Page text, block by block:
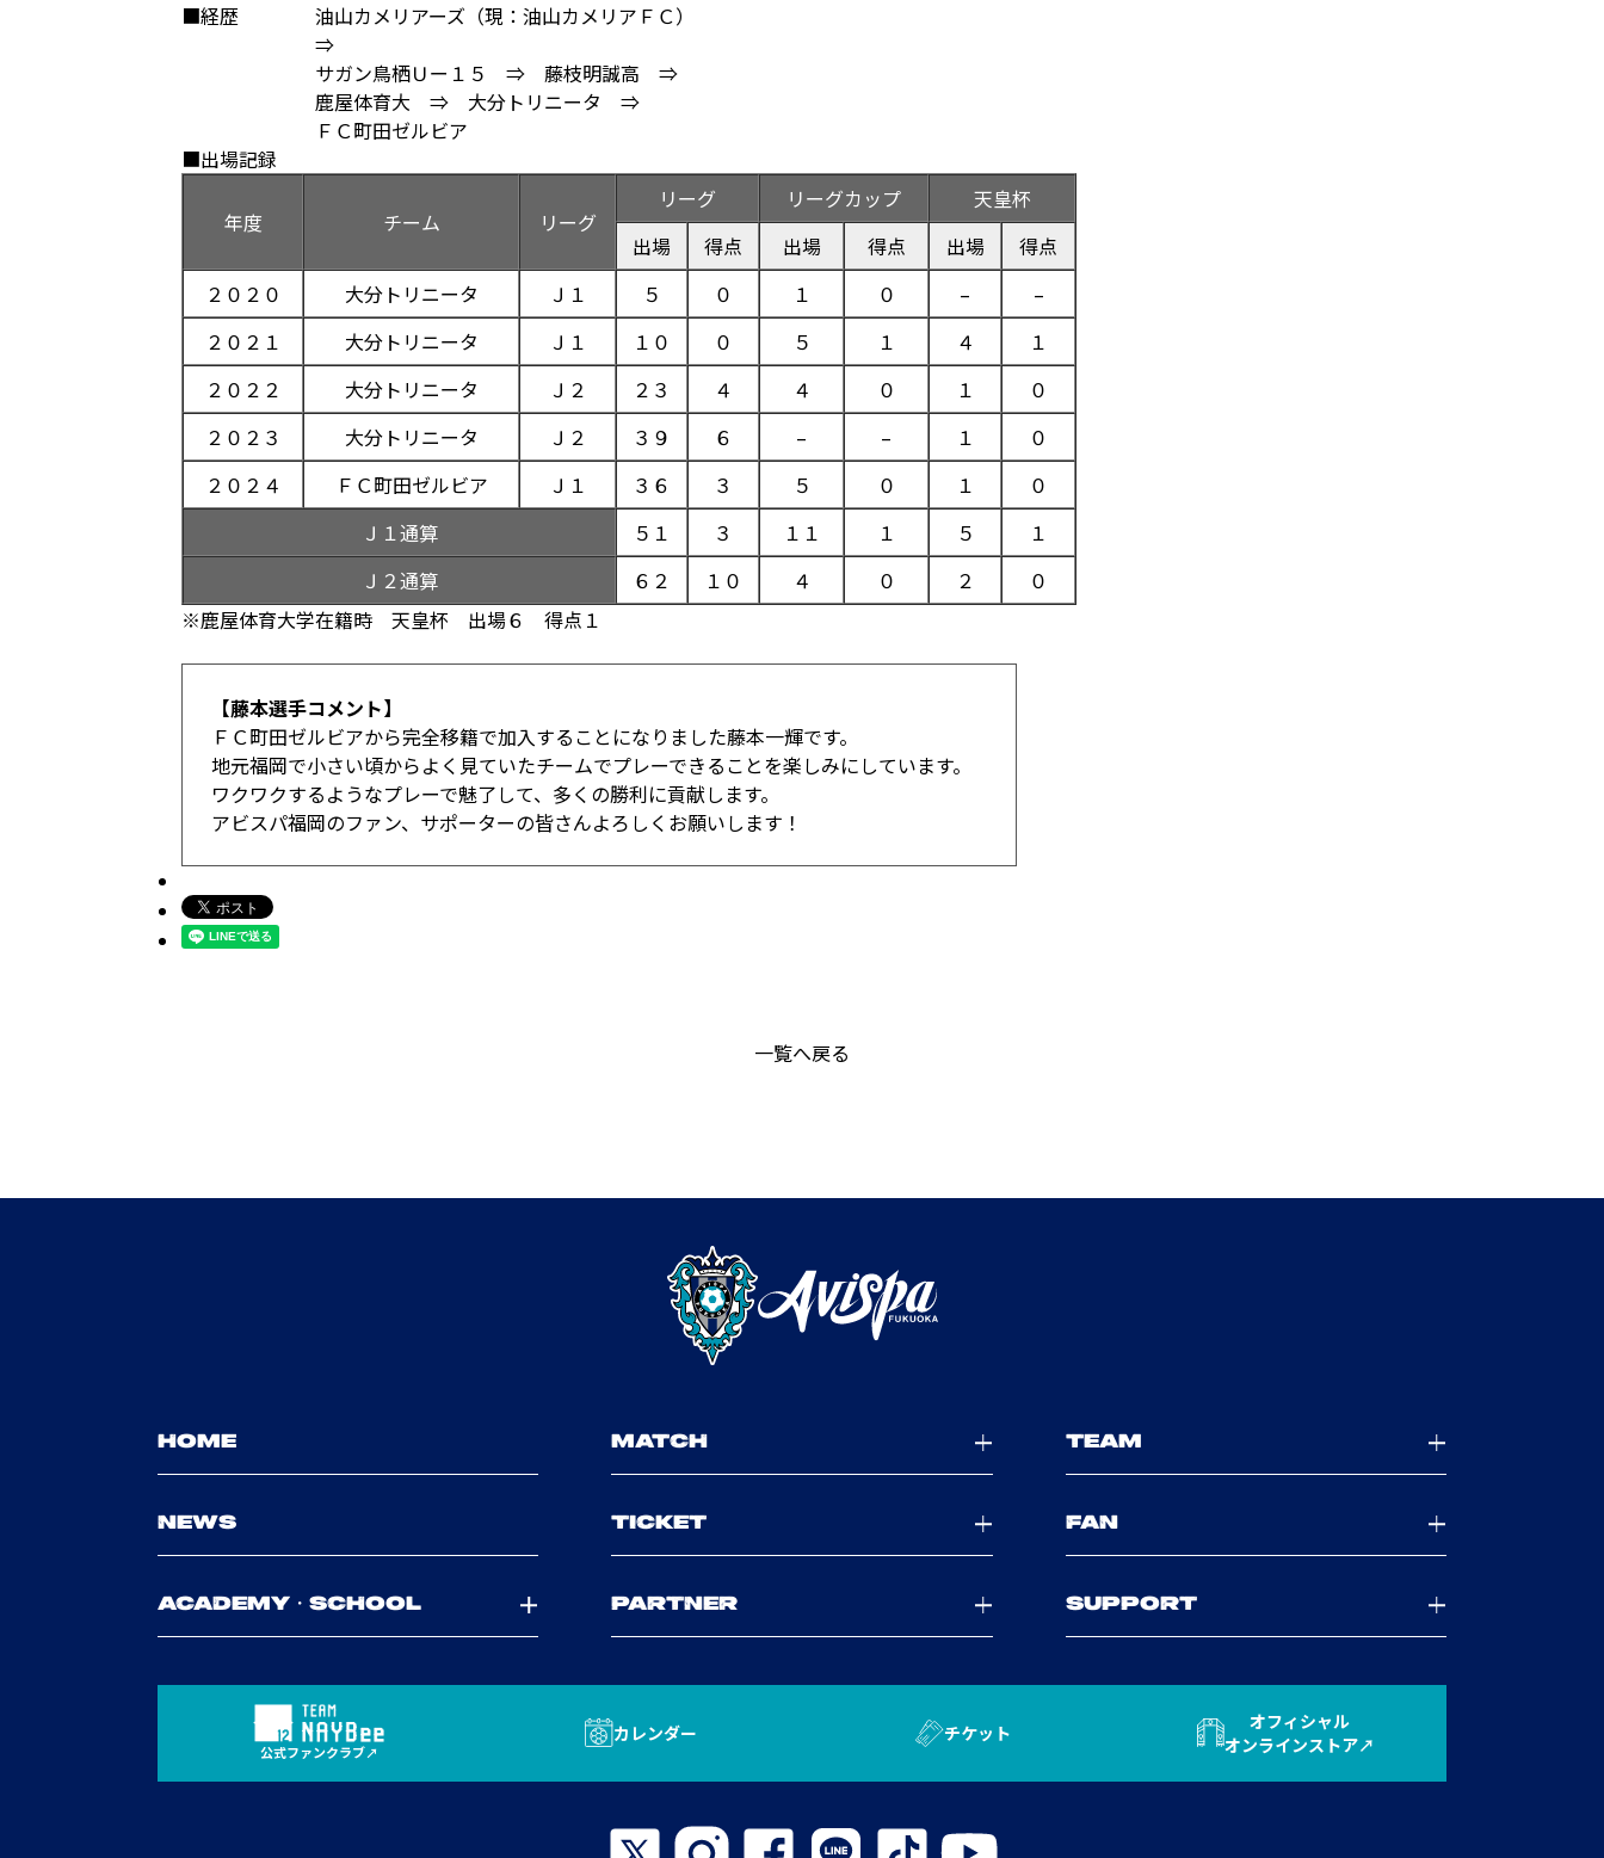
■経歴
油山カメリアーズ（現：油山カメリアＦＣ）
⇒
サガン鳥栖Ｕー１５ ⇒ 藤枝明誠高 ⇒
鹿屋体育大 ⇒ 大分トリニータ ⇒
ＦＣ町田ゼルビア
■出場記録
年度 チーム リーグ
リーグ リーグカップ
天皇杯
出場
得点 出場 得点 出場
得点
２０２０
大分トリニータ Ｊ１ ５ ０ １ ０ –
–
２０２１
大分トリニータ Ｊ１ １０ ０ ５ １ ４
１
２０２２
大分トリニータ Ｊ２ ２３ ４ ４ ０ １
０
２０２３
大分トリニータ Ｊ２ ３９ ６ – – １
０
２０２４
ＦＣ町田ゼルビア Ｊ１ ３６ ３ ５ ０ １
０
Ｊ１通算
５１ ３ １１ １ ５
１
Ｊ２通算
６２ １０ ４ ０ ２
０
※鹿屋体育大学在籍時 天皇杯 出場６ 得点１
【藤本選手コメント】
ＦＣ町田ゼルビアから完全移籍で加入することになりました藤本一輝です。
地元福岡で小さい頃からよく見ていたチームでプレーできることを楽しみにしています。
ワクワクするようなプレーで魅了して、多くの勝利に貢献します。
アビスパ福岡のファン、サポーターの皆さんよろしくお願いします！
一覧へ戻る
HOME MATCH TEAM
NEWS TICKET FAN
ACADEMY・SCHOOL PARTNER SUPPORT
公式ファンクラブ
カレンダー チケット
オフィシャル
オンラインストア